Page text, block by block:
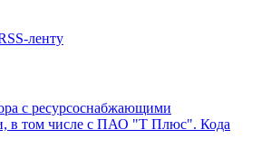
ленту
с ресурсоснабжающими
в том числе с ПАО "Т Плюс". Кода